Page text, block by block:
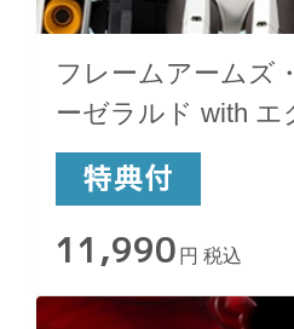
フレームアームズ
ーゼラルド with エ
バーゼラルド
11,990 円 税込